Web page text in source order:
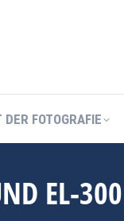
DER FOTOGRAFIE
EL-